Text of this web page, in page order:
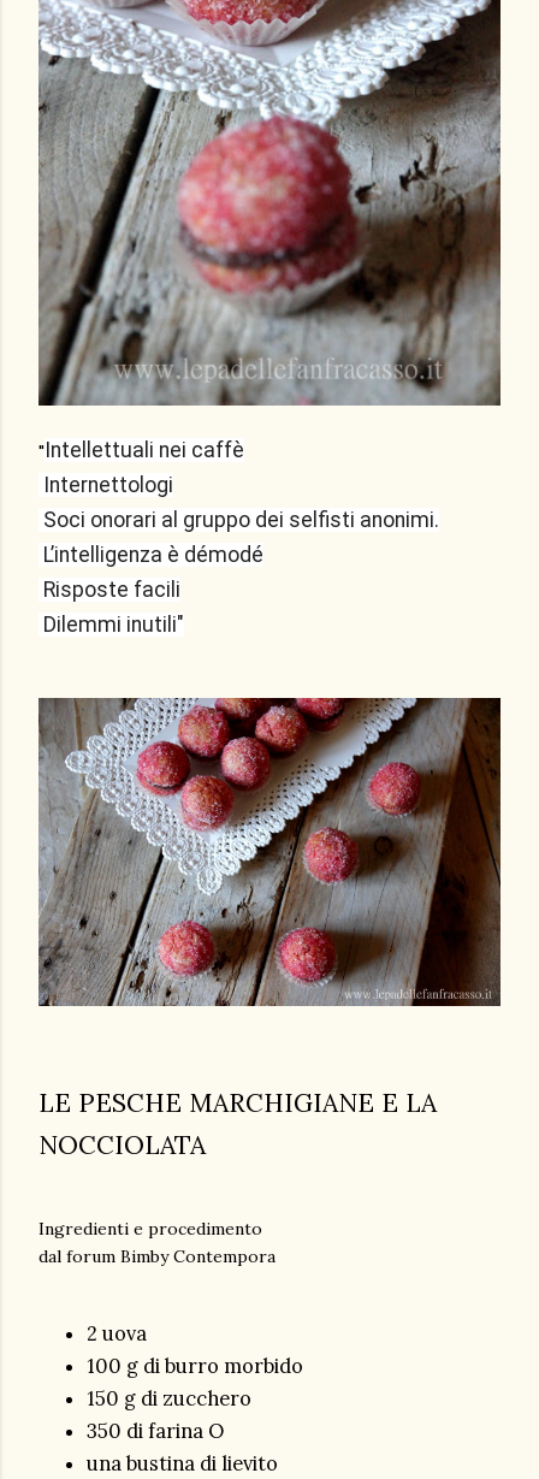
"Intellettuali nei caffè
Internettologi
Soci onorari al gruppo dei selfisti anonimi.
L’intelligenza è démodé
Risposte facili
Dilemmi inutili"
LE PESCHE MARCHIGIANE E LA
NOCCIOLATA
Ingredienti e procedimento
dal forum Bimby Contempora
2 uova
100 g di burro morbido
150 g di zucchero
350 di farina O
una bustina di lievito